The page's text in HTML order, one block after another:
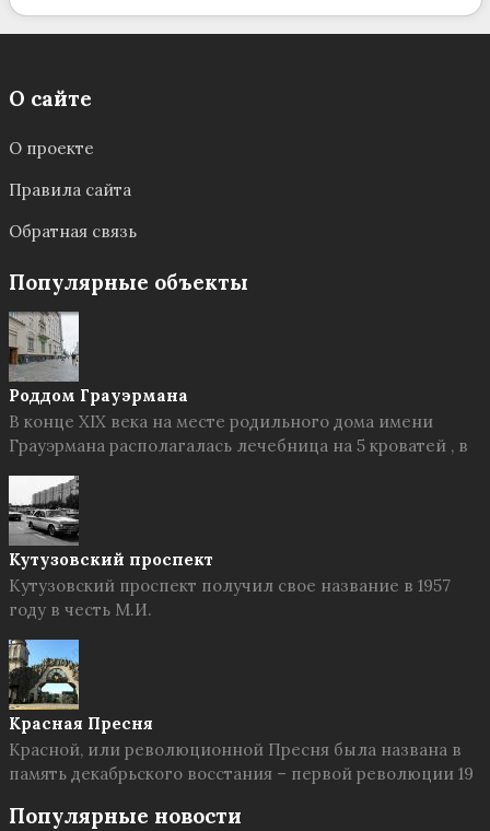
О сайте
О проекте
Правила сайта
Обратная связь
Популярные объекты
Роддом Грауэрмана
В конце XIX века на месте родильного дома имени
Грауэрмана располагалась лечебница на 5 кроватей , в
Кутузовский проспект
Кутузовский проспект получил свое название в 1957
году в честь М.И.
Красная Пресня
Красной, или революционной Пресня была названа в
память декабрьского восстания – первой революции 19
Популярные новости